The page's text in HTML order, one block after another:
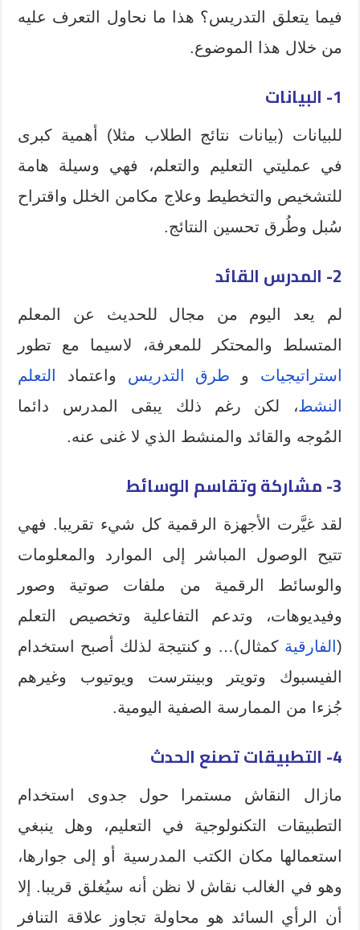
فيما يتعلق التدريس؟ هذا ما نحاول التعرف عليه
من خلال هذا الموضوع.
1- البيانات
للبيانات (بيانات نتائج الطلاب مثلا) أهمية كبرى
في عمليتي التعليم والتعلم، فهي وسيلة هامة
للتشخيص والتخطيط وعلاج مكامن الخلل واقتراح
سُبل وطُرق تحسين النتائج.
2- المدرس القائد
لم يعد اليوم من مجال للحديث عن المعلم
المتسلط والمحتكر للمعرفة، لاسيما مع تطور
استراتيجيات و طرق التدريس واعتماد
التعلم
النشط، لكن رغم ذلك يبقى المدرس دائما
المُوجه والقائد والمنشط الذي لا غنى عنه.
3- مشاركة وتقاسم الوسائط
لقد غيَّرت الأجهزة الرقمية كل شيء تقريبا. فهي
تتيح الوصول المباشر إلى الموارد والمعلومات
والوسائط الرقمية من ملفات صوتية وصور
وفيديوهات، وتدعم التفاعلية وتخصيص التعلم
( الفارقية كمثال)… و كنتيجة لذلك أصبح استخدام
الفيسبوك وتويتر وبينترست ويوتيوب وغيرهم
جُزءا من الممارسة الصفية اليومية.
4- التطبيقات تصنع الحدث
مازال النقاش مستمرا حول جدوى استخدام
التطبيقات التكنولوجية في التعليم، وهل ينبغي
استعمالها مكان الكتب المدرسية أو إلى جوارها،
وهو في الغالب نقاش لا نظن أنه سيُغلق قريبا. إلا
أن الرأي السائد هو محاولة تجاوز علاقة التنافر